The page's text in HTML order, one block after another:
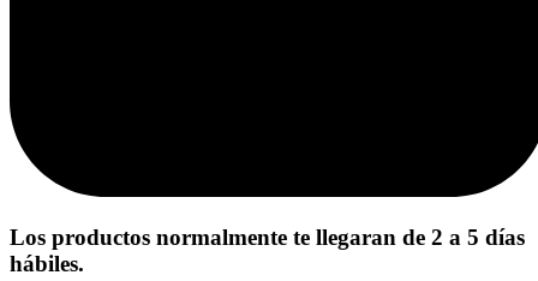
Los productos normalmente te llegaran de 2 a 5 días
hábiles.